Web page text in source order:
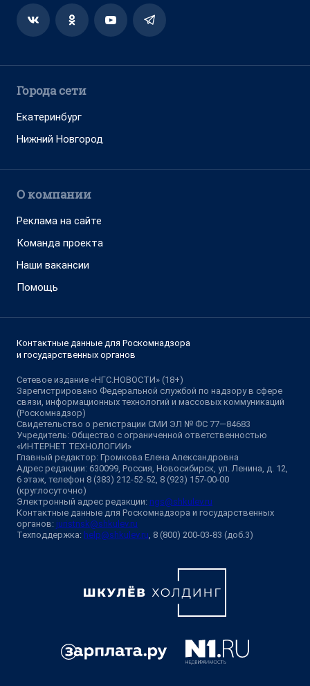
Города сети
Екатеринбург
Нижний Новгород
О компании
Реклама на сайте
Команда проекта
Наши вакансии
Помощь
Контактные данные для Роскомнадзора
и государственных органов
Сетевое издание «НГС.НОВОСТИ» (18+)
Зарегистрировано Федеральной службой по надзору в сфере
связи, информационных технологий и массовых коммуникаций
(Роскомнадзор)
Свидетельство о регистрации СМИ ЭЛ № ФС 77—84683
Учредитель: Общество с ограниченной ответственностью
«ИНТЕРНЕТ ТЕХНОЛОГИИ»
Главный редактор: Громкова Елена Александровна
Адрес редакции: 630099, Россия, Новосибирск, ул. Ленина, д. 12,
6 этаж, телефон 8 (383) 212-52-52, 8 (923) 157-00-00
(круглосуточно)
Электронный адрес редакции: ngs@shkulev.ru
Контактные данные для Роскомнадзора и государственных
органов: juristnsk@shkulev.ru
Техподдержка: help@shkulev.ru, 8 (800) 200-03-83 (доб.3)